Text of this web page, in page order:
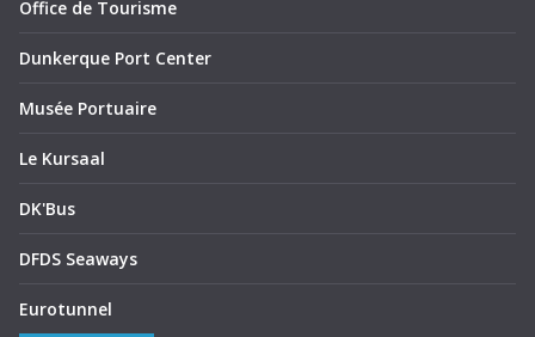
Office de Tourisme
Dunkerque Port Center
Musée Portuaire
Le Kursaal
DK'Bus
DFDS Seaways
Eurotunnel